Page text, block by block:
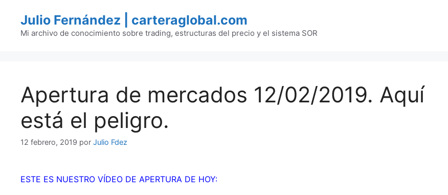
contenido
Julio Fernández | carteraglobal.com
Mi archivo de conocimiento sobre trading, estructuras del precio y el sistema SOR
Apertura de mercados 12/02/2019. Aquí
está el peligro.
12 febrero, 2019 por Julio Fdez
ESTE ES NUESTRO VÍDEO DE APERTURA DE HOY: